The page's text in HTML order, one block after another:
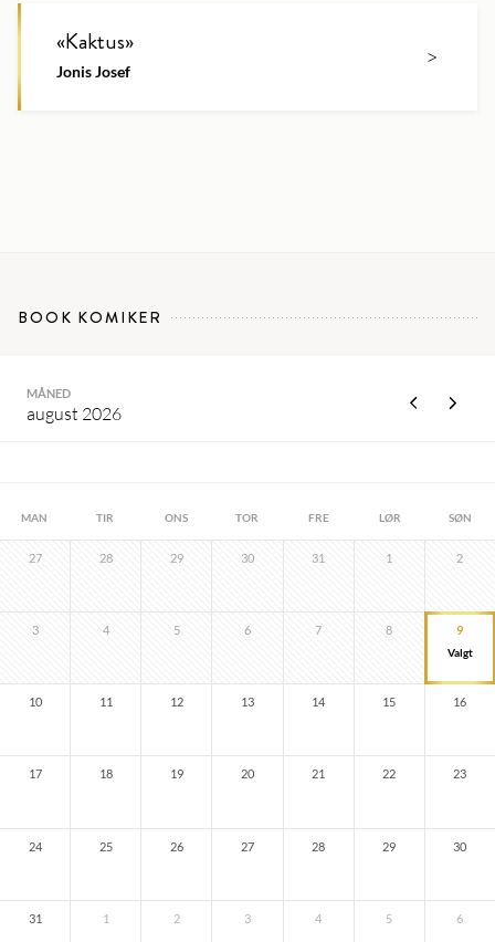
«Kaktus»
Jonis Josef
>
BOOK KOMIKER
MÅNED
august 2026
MAN TIR ONS TOR FRE LØR SØN
27 28 29 30 31 1 2
3 4 5 6 7 8 9
10 11 12 13 14 15 16
17 18 19 20 21 22 23
24 25 26 27 28 29 30
31 1 2 3 4 5 6